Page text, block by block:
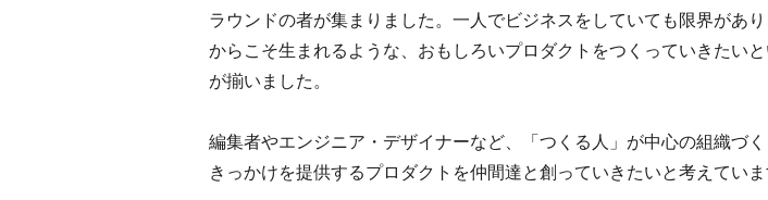
ラウンドの者が集まりました。一人でビジネスをしていても限界があ
からこそ生まれるような、おもしろいプロダクトをつくっていきたい
が揃いました。
編集者やエンジニア・デザイナーなど、「つくる人」が中心の組織づ
きっかけを提供するプロダクトを仲間達と創っていきたいと考えていま